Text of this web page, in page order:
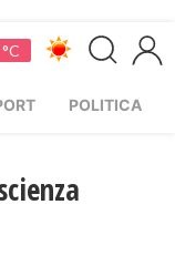
POLITICA